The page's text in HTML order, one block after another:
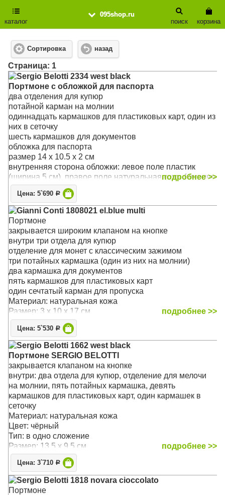
095shop.ru
каталог
корзина
поиск
Сортировка назад
Cтраница: 1
Sergio Belotti 2334 west black
Портмоне с обложкой для паспорта
два отделения для купюр
потайной карман на молнии
одиннадцать кармашков для пластиковых карт, один из
них в сеточку
шесть кармашков для документов
обложка для паспорта
размер 14 x 10.5 x 2 см
внутренняя сторона обложки: левое поле пластик
(ширина 5 см), правое поле натуральная кожа (ширина
6,5см), на внутренней стороне обложки три кармашка
для документов
Материал: натуральная кожа
Цвет: чёрный
Тип: в одно сложение
Размер: 16 x 11 x 2.5 см
подробнее >>
Цена: 5`690 Р
Gianni Conti 1808021 el.blue multi
Портмоне
закрывается широким клапаном на кнопке
внутри три отдела для купюр
отделение для монет с классическим зажимом
три потайных кармашка (один из них на молнии)
два кармашка для документов
пять кармашков для пластиковых карт
один сечтатый карман для пропуска
Материал: натуральная кожа
Размер: 3 x 10 x 17 см
подробнее >>
Цена: 5`530 Р
Sergio Belotti 1662 west black
Портмоне SERGIO BELOTTI
закрывается клапаном на кнопке
внутри: два отдела для купюр, отделение для мелочи
на молнии, пять потайных кармашка, девять
кармашков для пластиковых карт, один кармашек в
сеточку
Материал: натуральная кожа
Цвет: чёрный
Тип: в одно сложение
Размер: 13.5 x 9.5 см
подробнее >>
Цена: 3`710 Р
Sergio Belotti 1818 novara cioccolato
Портмоне